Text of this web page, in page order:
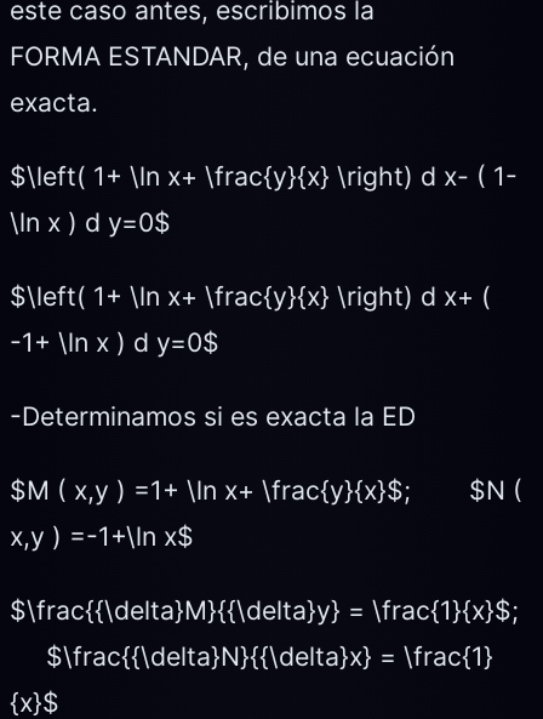
este caso antes, escribimos la
FORMA ESTANDAR, de una ecuación
exacta.
$\left( 1+ \ln x+ \frac{y}{x} \right) d x- ( 1-
\ln x ) d y=0$
$\left( 1+ \ln x+ \frac{y}{x} \right) d x+ (
-1+ \ln x ) d y=0$
-Determinamos si es exacta la ED
$M ( x,y ) =1+ \ln x+ \frac{y}{x}$; $N (
x,y ) =-1+\ln x$
$\frac{{\delta}M}{{\delta}y} = \frac{1}{x}$;
$\frac{{\delta}N}{{\delta}x} = \frac{1}
{x}$